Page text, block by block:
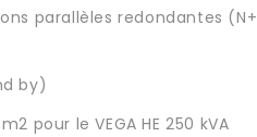
parallèles redondantes
by)
pour le VEGA HE 250 kVA